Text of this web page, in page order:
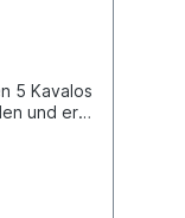
5 Kavalos
und er